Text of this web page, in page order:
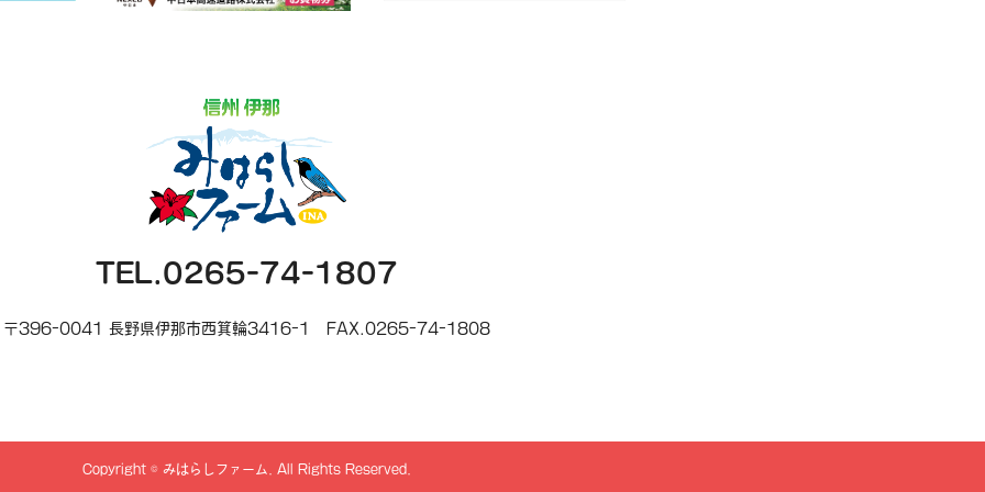
TEL.0265-74-1807
〒396-0041 長野県伊那市西箕輪3416-1 FAX.0265-74-1808
Copyright © みはらしファーム . All Rights Reserved.